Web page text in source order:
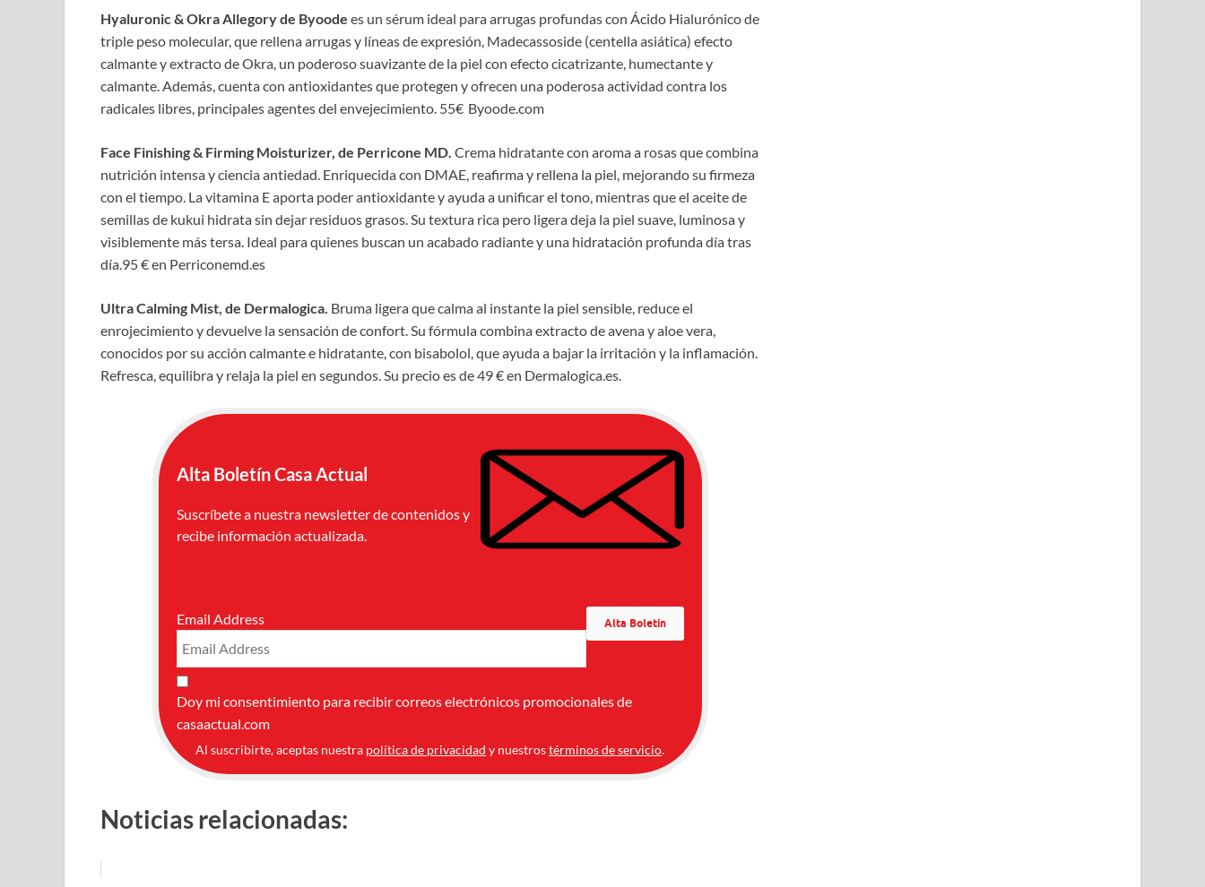
Hyaluronic & Okra Allegory de Byoode es un sérum ideal para arrugas profundas con Ácido Hialurónico de
triple peso molecular, que rellena arrugas y líneas de expresión, Madecassoside (centella asiática) efecto
calmante y extracto de Okra, un poderoso suavizante de la piel con efecto cicatrizante, humectante y
calmante. Además, cuenta con antioxidantes que protegen y ofrecen una poderosa actividad contra los
radicales libres, principales agentes del envejecimiento. 55€ Byoode.com
Face Finishing & Firming Moisturizer, de Perricone MD. Crema hidratante con aroma a rosas que combina
nutrición intensa y ciencia antiedad. Enriquecida con DMAE, reafirma y rellena la piel, mejorando su firmeza
con el tiempo. La vitamina E aporta poder antioxidante y ayuda a unificar el tono, mientras que el aceite de
semillas de kukui hidrata sin dejar residuos grasos. Su textura rica pero ligera deja la piel suave, luminosa y
visiblemente más tersa. Ideal para quienes buscan un acabado radiante y una hidratación profunda día tras
día.95 € en Perriconemd.es
Ultra Calming Mist, de Dermalogica. Bruma ligera que calma al instante la piel sensible, reduce el
enrojecimiento y devuelve la sensación de confort. Su fórmula combina extracto de avena y aloe vera,
conocidos por su acción calmante e hidratante, con bisabolol, que ayuda a bajar la irritación y la inflamación.
Refresca, equilibra y relaja la piel en segundos. Su precio es de 49 € en Dermalogica.es.
Alta Boletín Casa Actual
Suscríbete a nuestra newsletter de contenidos y
recibe información actualizada.
Email Address
Doy mi consentimiento para recibir correos electrónicos promocionales de
casaactual.com
Al suscribirte, aceptas nuestra política de privacidad y nuestrostérminos de servicio.
Noticias relacionadas: